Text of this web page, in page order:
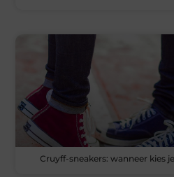
Cruyff-sneakers: wanneer kies